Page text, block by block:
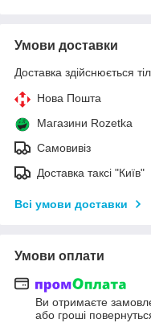
Умови доставки
Доставка здійснюється
Нова Пошта
Магазини Rozetka
Самовивіз
Доставка таксі "Київ"
Всі умови доставки
Умови оплати
Ви отримаєте
або гроші